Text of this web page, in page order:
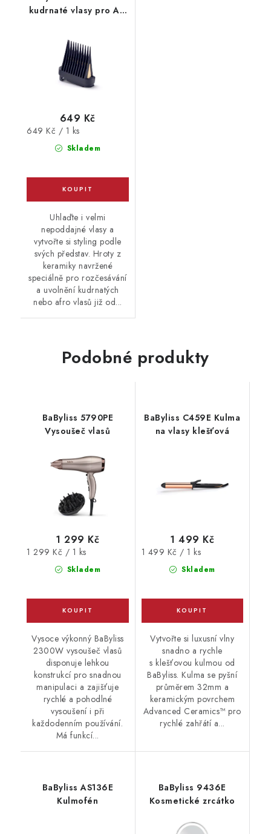
kudrnaté vlasy pro Air
Skladem
649 Kč
Měrná
649 Kč / 1 ks
Uhlaďte i velmi
nepoddajné vlasy a
vytvořte si styling podle
svých představ. Hroty z
keramiky navržené
speciálně pro rozčesávání
a uvolnění kudrnatých
nebo afro vlasů již od...
Podobné produkty
BaByliss 5790PE
Vysoušeč vlasů
Skladem
1 299 Kč
Měrná
1 299 Kč / 1 ks
Vysoce výkonný BaByliss
2300W vysoušeč vlasů
disponuje lehkou
konstrukcí pro snadnou
manipulaci a zajišťuje
rychlé a pohodlné
vysoušení i při
každodenním používání.
Má funkcí...
BaByliss C459E Kulma
na vlasy klešťová
Skladem
1 499 Kč
Měrná
1 499 Kč / 1 ks
Vytvořte si luxusní vlny
snadno a rychle
s klešťovou kulmou od
BaByliss. Kulma se pyšní
průměrem 32mm a
keramickým povrchem
Advanced Ceramics™ pro
rychlé zahřátí a...
BaByliss AS136E
Kulmofén
BaByliss 9436E
Kosmetické zrcátko